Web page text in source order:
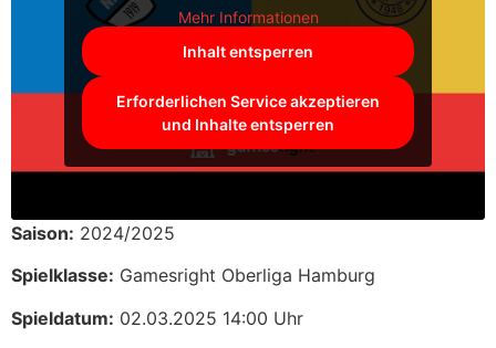
Mehr Informationen
Inhalt entsperren
Erforderlichen Service akzeptieren
und Inhalte entsperren
Saison: 2024/2025
Spielklasse: Gamesright Oberliga Hamburg
Spieldatum: 02.03.2025 14:00 Uhr